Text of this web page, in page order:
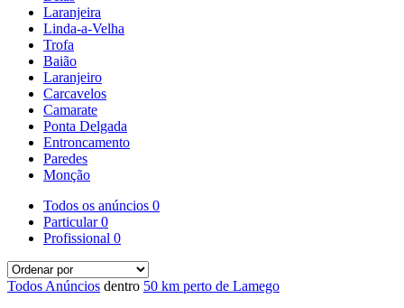
Laranjeira
Linda-a-Velha
Trofa
Baião
Laranjeiro
Carcavelos
Camarate
Ponta Delgada
Entroncamento
Paredes
Monção
Todos os anúncios 0
Particular0
Profissional 0
Todos Anúncios dentro 50 km perto de Lamego